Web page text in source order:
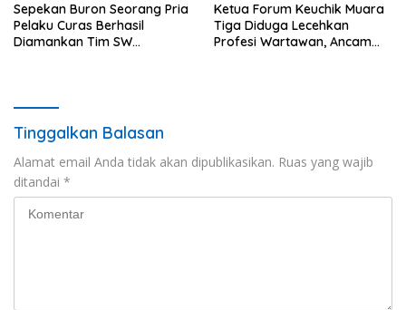
Sepekan Buron Seorang Pria
Pelaku Curas Berhasil
Diamankan Tim SW
Ketua Forum Keuchik Muara
Tiga Diduga Lecehkan
Profesi Wartawan, Ancam
Tinggalkan Balasan
Alamat email Anda tidak akan dipublikasikan. Ruas yang wajib
ditandai *